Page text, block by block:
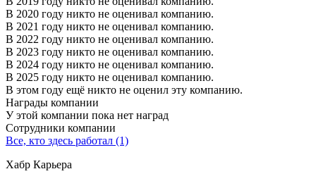
В 2020 году никто не оценивал компанию.
В 2021 году никто не оценивал компанию.
В 2022 году никто не оценивал компанию.
В 2023 году никто не оценивал компанию.
В 2024 году никто не оценивал компанию.
В 2025 году никто не оценивал компанию.
В этом году ещё никто не оценил эту компанию.
Награды компании
У этой компании пока нет наград
Сотрудники компании
Все, кто здесь работал (1)
Хабр Карьера